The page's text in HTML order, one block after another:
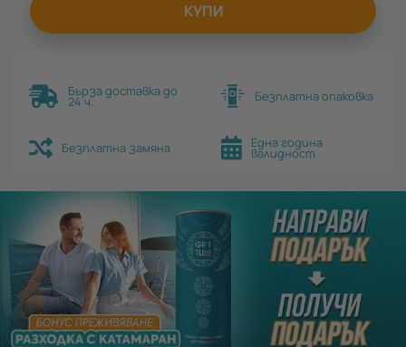
КУПИ
Бърза доставка до
24 ч. Безплатна опаковка
Безплатна замяна Една година
валидност